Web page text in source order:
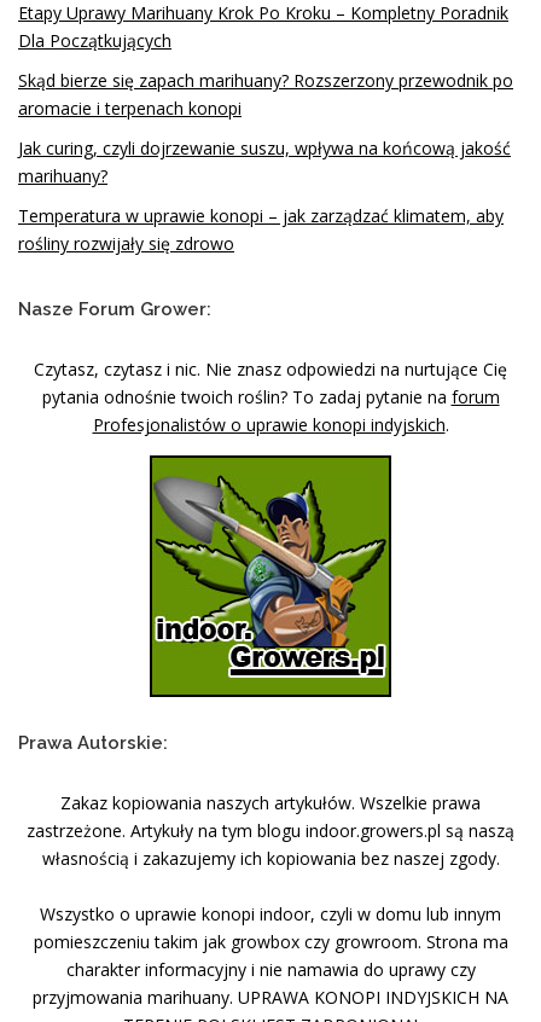
Etapy Uprawy Marihuany Krok Po Kroku – Kompletny Poradnik
Dla Początkujących
Skąd bierze się zapach marihuany? Rozszerzony przewodnik po
aromacie i terpenach konopi
Jak curing, czyli dojrzewanie suszu, wpływa na końcową jakość
marihuany?
Temperatura w uprawie konopi – jak zarządzać klimatem, aby
rośliny rozwijały się zdrowo
Nasze Forum Grower:
Czytasz, czytasz i nic. Nie znasz odpowiedzi na nurtujące Cię
pytania odnośnie twoich roślin? To zadaj pytanie na forum
Profesjonalistów o uprawie konopi indyjskich.
Prawa Autorskie:
Zakaz kopiowania naszych artykułów. Wszelkie prawa
zastrzeżone. Artykuły na tym blogu indoor.growers.pl są naszą
własnością i zakazujemy ich kopiowania bez naszej zgody.
Wszystko o uprawie konopi indoor, czyli w domu lub innym
pomieszczeniu takim jak growbox czy growroom. Strona ma
charakter informacyjny i nie namawia do uprawy czy
przyjmowania marihuany. UPRAWA KONOPI INDYJSKICH NA